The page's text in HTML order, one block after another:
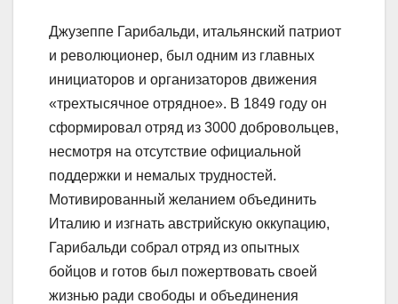
Джузеппе Гарибальди, итальянский патриот
и революционер, был одним из главных
инициаторов и организаторов движения
«трехтысячное отрядное». В 1849 году он
сформировал отряд из 3000 добровольцев,
несмотря на отсутствие официальной
поддержки и немалых трудностей.
Мотивированный желанием объединить
Италию и изгнать австрийскую оккупацию,
Гарибальди собрал отряд из опытных
бойцов и готов был пожертвовать своей
жизнью ради свободы и объединения